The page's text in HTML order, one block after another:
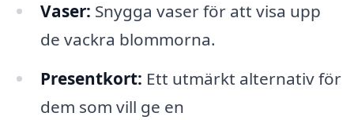
Vaser: Snygga vaser för att visa upp
de vackra blommorna.
Presentkort: Ett utmärkt alternativ för
dem som vill ge en